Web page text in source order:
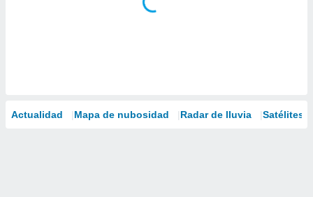
Actualidad Mapa de nubosidad Radar de lluvia Satélites